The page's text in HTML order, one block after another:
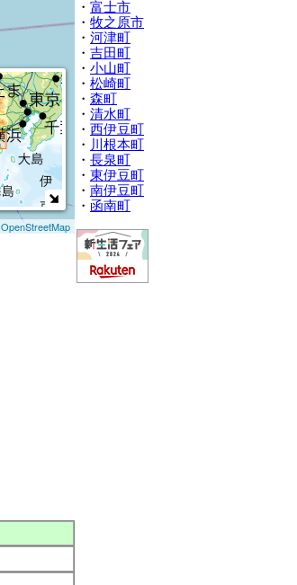
OpenStreetMap
・ 富士市
・ 牧之原市
・ 河津町
・ 吉田町
・ 小山町
・ 松崎町
・ 森町
・ 清水町
・ 西伊豆町
・ 川根本町
・ 長泉町
・ 東伊豆町
・ 南伊豆町
・ 函南町